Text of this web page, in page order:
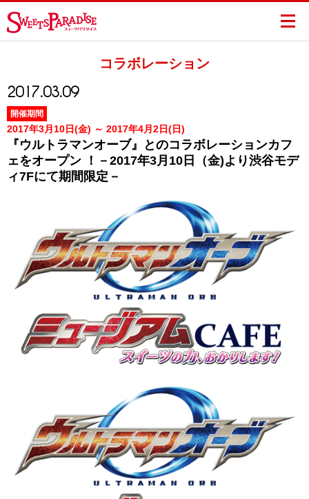
コラボレーション
2017.03.09
開催期間
2017年3月10日(金) ～ 2017年4月2日(日)
『ウルトラマンオーブ』とのコラボレーションカフ
ェをオープン ！－2017年3月10日（金)より渋谷モデ
ィ7Fにて期間限定－